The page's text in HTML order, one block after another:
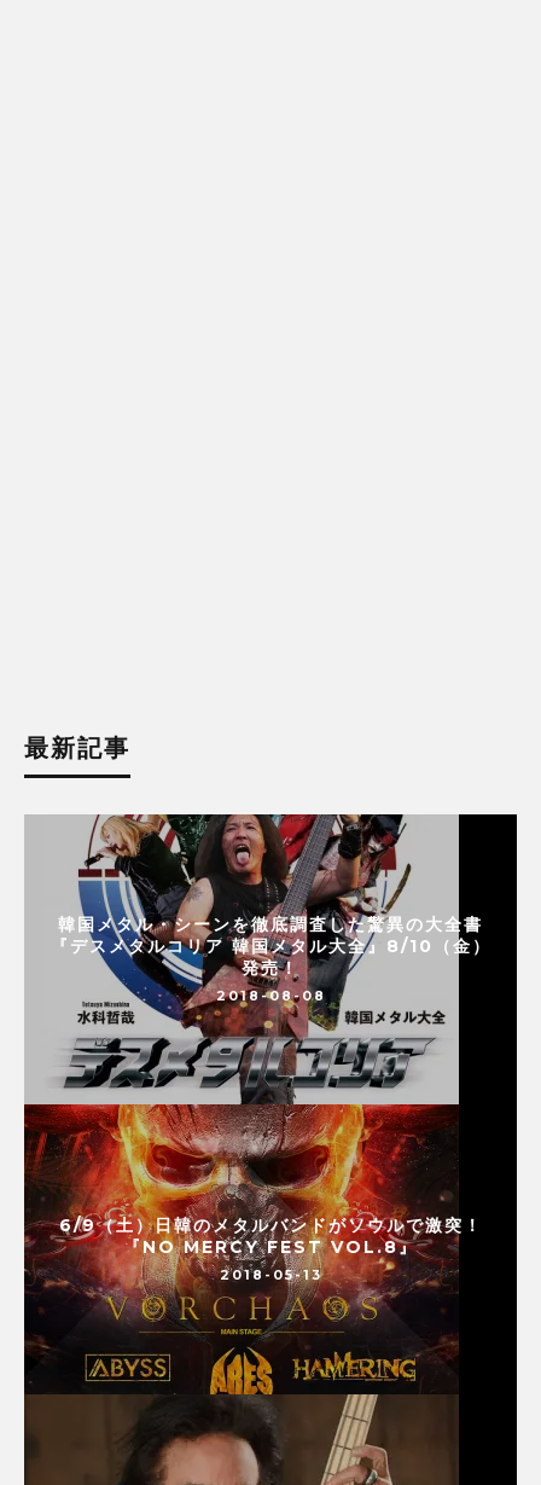
最新記事
韓国メタル・シーンを徹底調査した驚異の大全書
『デスメタルコリア 韓国メタル大全』8/10（金）
発売！
2018-08-08
6/9（土）日韓のメタルバンドがソウルで激突！
『NO MERCY FEST VOL.8』
2018-05-13